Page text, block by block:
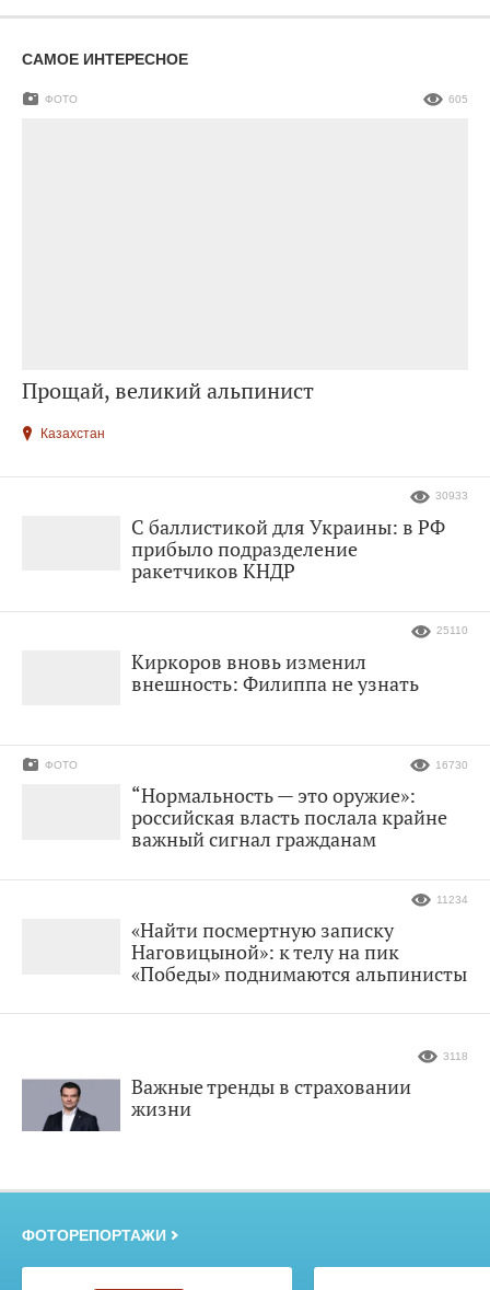
САМОЕ ИНТЕРЕСНОЕ
Прощай, великий альпинист
ФОТО 605
Казахстан
С баллистикой для Украины: в РФ
прибыло подразделение
ракетчиков КНДР
30933
Киркоров вновь изменил
внешность: Филиппа не узнать
25110
“Нормальность — это оружие»:
российская власть послала крайне
важный сигнал гражданам
ФОТО 16730
«Найти посмертную записку
Наговицыной»: к телу на пик
«Победы» поднимаются альпинисты
11234
Важные тренды в страховании
жизни
3118
ФОТОРЕПОРТАЖИ